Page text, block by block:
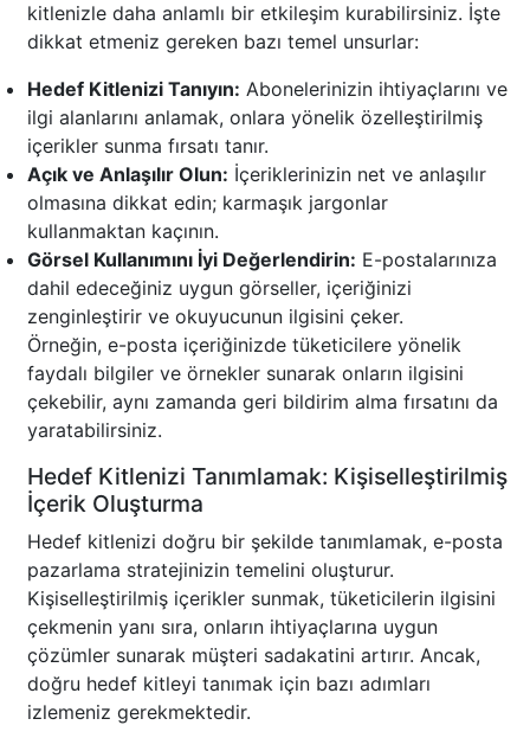
kitlenizle daha anlamlı bir etkileşim kurabilirsiniz. İşte
dikkat etmeniz gereken bazı temel unsurlar:
Hedef Kitlenizi Tanıyın: Abonelerinizin ihtiyaçlarını ve
ilgi alanlarını anlamak, onlara yönelik özelleştirilmiş
içerikler sunma fırsatı tanır.
Açık ve Anlaşılır Olun: İçeriklerinizin net ve anlaşılır
olmasına dikkat edin; karmaşık jargonlar
kullanmaktan kaçının.
Görsel Kullanımını İyi Değerlendirin: E-postalarınıza
dahil edeceğiniz uygun görseller, içeriğinizi
zenginleştirir ve okuyucunun ilgisini çeker.
Örneğin, e-posta içeriğinizde tüketicilere yönelik
faydalı bilgiler ve örnekler sunarak onların ilgisini
çekebilir, aynı zamanda geri bildirim alma fırsatını da
yaratabilirsiniz.
Hedef Kitlenizi Tanımlamak: Kişiselleştirilmiş
İçerik Oluşturma
Hedef kitlenizi doğru bir şekilde tanımlamak, e-posta
pazarlama stratejinizin temelini oluşturur.
Kişiselleştirilmiş içerikler sunmak, tüketicilerin ilgisini
çekmenin yanı sıra, onların ihtiyaçlarına uygun
çözümler sunarak müşteri sadakatini artırır. Ancak,
doğru hedef kitleyi tanımak için bazı adımları
izlemeniz gerekmektedir.